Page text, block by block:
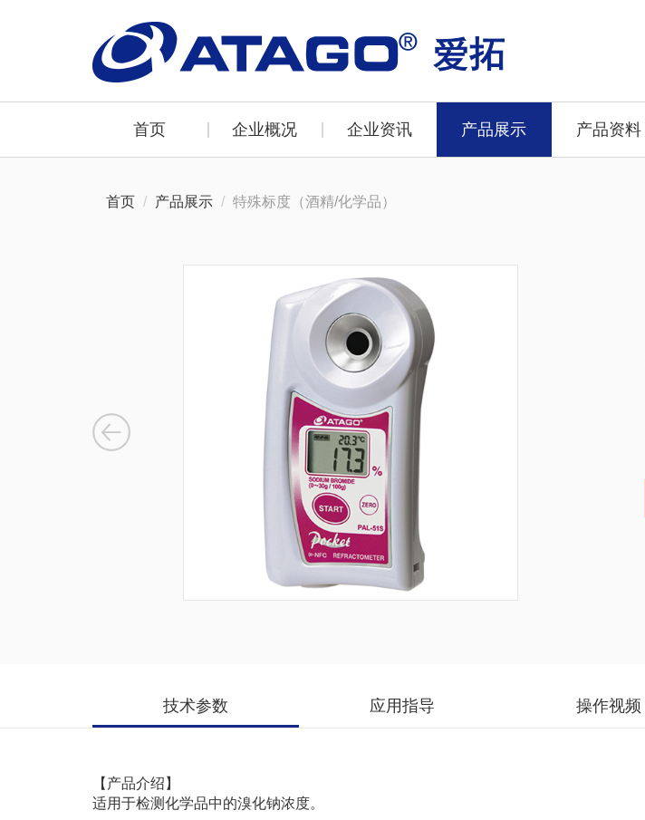
首页 企业概况 企业资讯 产品展示 产品资料
首页 产品展示 特殊标度（酒精/化学品）
技术参数 应用指导 操作视频
【产品介绍】
适用于检测化学品中的溴化钠浓度。